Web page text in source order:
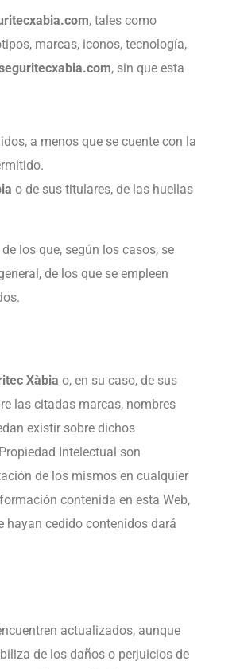
, tales como
marcas, iconos, tecnología,
, sin que esta
a menos que se cuente con la
o de sus titulares, de las huellas
los que, según los casos, se
de los que se empleen
Xàbia o, en su caso, de sus
las citadas marcas, nombres
existir sobre dichos
Intelectual son
de los mismos en cualquier
contenida en esta Web,
hayan cedido contenidos dará
actualizados, aunque
de los daños o perjuicios de